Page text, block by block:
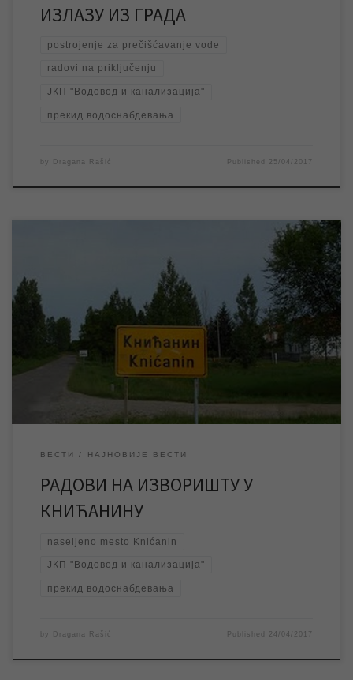
ИЗЛАЗУ ИЗ ГРАДА
postrojenje za prečišćavanje vode
radovi na priključenju
ЈКП "Водовод и канализација"
прекид водоснабдевања
by Dragana Rašić Published 25/04/2017
У уторак 25.04.2017. године ЈКП „Водовод и канализација“
изводиће радове на замени дела водоводне цеви на
изворишту у насељеном месту Книћанин. Планирано је да
поменути радови трају од 9 до 16 часова и у том периоду доћи
ће до прекида водоснабдевања у целом насељеном месту.
Одмах по завршетку радова на […]
ВЕСТИ НАЈНОВИЈЕ ВЕСТИ
РАДОВИ НА ИЗВОРИШТУ У
КНИЋАНИНУ
naseljeno mesto Knićanin
ЈКП "Водовод и канализација"
прекид водоснабдевања
by Dragana Rašić Published 24/04/2017